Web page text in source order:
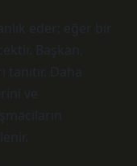
eder; eğer bir
Başkan,
Daha
ve